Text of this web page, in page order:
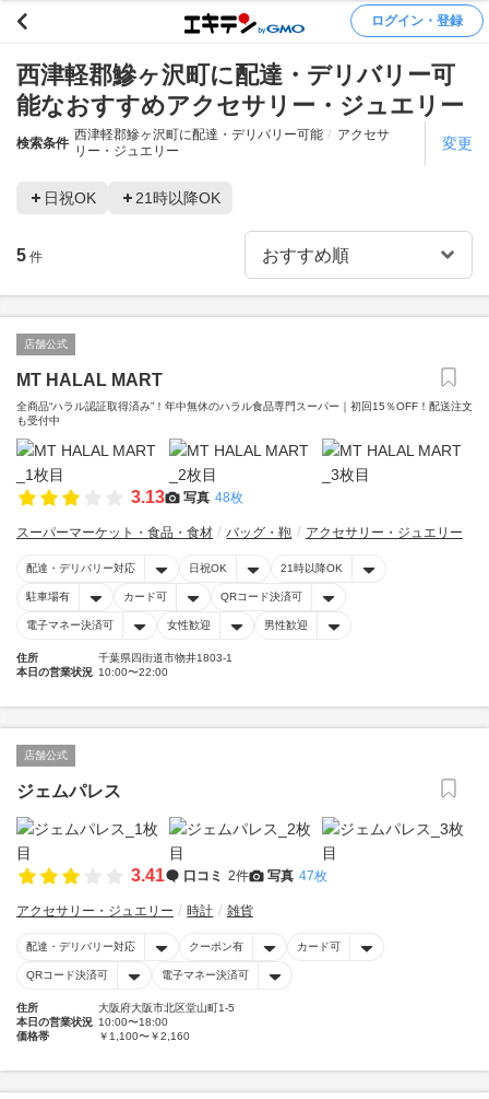
ログイン・登録
西津軽郡鰺ヶ沢町に配達・デリバリー可
能なおすすめアクセサリー・ジュエリー
検索条件
西津軽郡鰺ヶ沢町に配達・デリバリー可能
アクセサ
リー・ジュエリー
変更
日祝OK 21時以降OK
5 件
店舗公式
MT HALAL MART
全商品“ハラル認証取得済み”！年中無休のハラル食品専門スーパー｜初回15％OFF！配送注文
も受付中
3.13 写真 48枚
スーパーマーケット・食品・食材 バッグ・鞄 アクセサリー・ジュエリー
配達・デリバリー対応 日祝OK 21時以降OK
駐車場有 カード可 QRコード決済可
電子マネー決済可 女性歓迎 男性歓迎
住所
千葉県四街道市物井1803-1
本日の営業状況 10:00〜22:00
店舗公式
ジェムパレス
3.41 口コミ 2件 写真 47枚
アクセサリー・ジュエリー 時計 雑貨
配達・デリバリー対応 クーポン有 カード可
QRコード決済可 電子マネー決済可
住所
大阪府大阪市北区堂山町1-5
本日の営業状況 10:00〜18:00
価格帯
￥1,100〜￥2,160